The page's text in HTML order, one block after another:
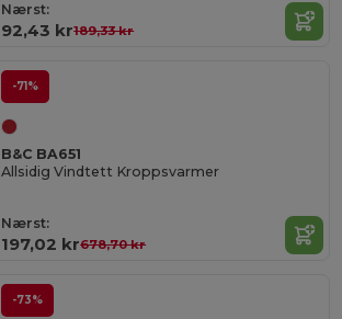
Nærst:
92,43 kr189,33 kr
-71%
B&C BA651
Allsidig Vindtett Kroppsvarmer
Nærst:
197,02 kr678,70 kr
-73%